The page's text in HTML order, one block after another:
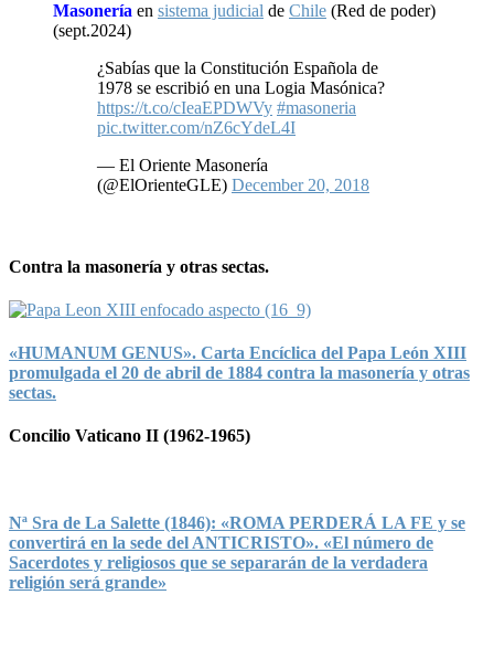
Masonería en sistema judicial de Chile (Red de poder)
(sept.2024)
¿Sabías que la Constitución Española de
1978 se escribió en una Logia Masónica?
https://t.co/cIeaEPDWVy #masoneria
pic.twitter.com/nZ6cYdeL4I
— El Oriente Masonería
(@ElOrienteGLE) December 20, 2018
Contra la masonería y otras sectas.
«HUMANUM GENUS». Carta Encíclica del Papa León XIII
promulgada el 20 de abril de 1884 contra la masonería y otras
sectas.
Concilio Vaticano II (1962-1965)
Nª Sra de La Salette (1846): «ROMA PERDERÁ LA FE y se
convertirá en la sede del ANTICRISTO». «El número de
Sacerdotes y religiosos que se separarán de la verdadera
religión será grande»